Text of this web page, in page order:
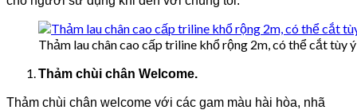
Thảm lau chân cao cấp triline khổ rộng 2m, có thể cắt tùy
Thảm chùi chân Welcome.
Thảm chùi chân welcome với các gam màu hài hòa, nhã